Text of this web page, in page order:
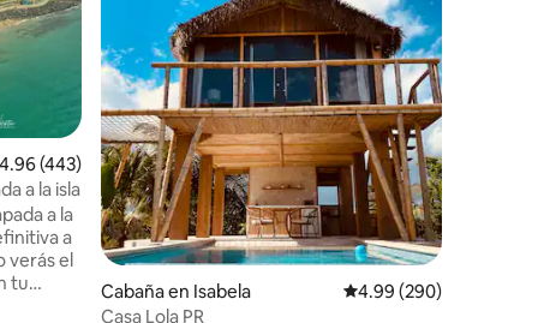
promedio: 4.96 de 5; 443 evaluaciones
4.96 (443)
a la isla
a la
a
verás el
tu
Cabaña en Isabela Calificación promedio:
4.99 (290)
Casa Lola PR